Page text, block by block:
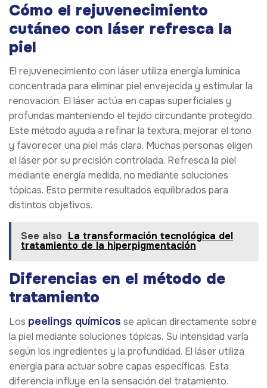
Cómo el rejuvenecimiento
cutáneo con láser refresca la
piel
El rejuvenecimiento con láser utiliza energía lumínica
concentrada para eliminar piel envejecida y estimular la
renovación. El láser actúa en capas superficiales y
profundas manteniendo el tejido circundante protegido.
Este método ayuda a refinar la textura, mejorar el tono
y favorecer una piel más clara. Muchas personas eligen
el láser por su precisión controlada. Refresca la piel
mediante energía medida, no mediante soluciones
tópicas. Esto permite resultados equilibrados para
distintos objetivos.
See also La transformación tecnológica del
tratamiento de la hiperpigmentación
Diferencias en el método de
tratamiento
Los peelings químicos se aplican directamente sobre
la piel mediante soluciones tópicas. Su intensidad varía
según los ingredientes y la profundidad. El láser utiliza
energía para actuar sobre capas específicas. Esta
diferencia influye en la sensación del tratamiento.